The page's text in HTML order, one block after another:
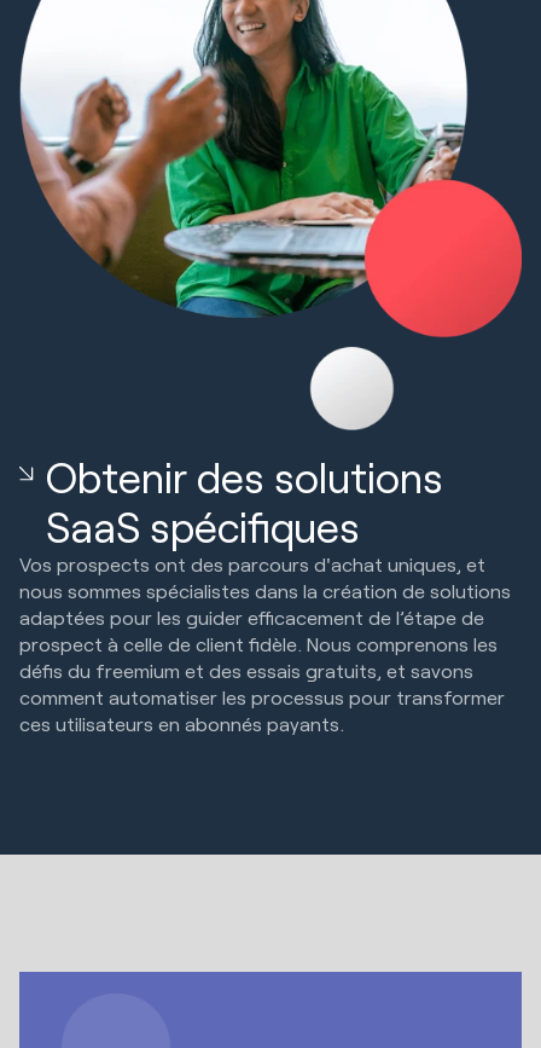
Obtenir des solutions
SaaS spécifiques
Vos prospects ont des parcours d'achat uniques, et
nous sommes spécialistes dans la création de solutions
adaptées pour les guider efficacement de l’étape de
prospect à celle de client fidèle. Nous comprenons les
défis du freemium et des essais gratuits, et savons
comment automatiser les processus pour transformer
ces utilisateurs en abonnés payants.